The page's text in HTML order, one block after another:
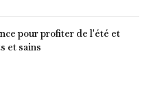
pour profiter de l'été et
et sains